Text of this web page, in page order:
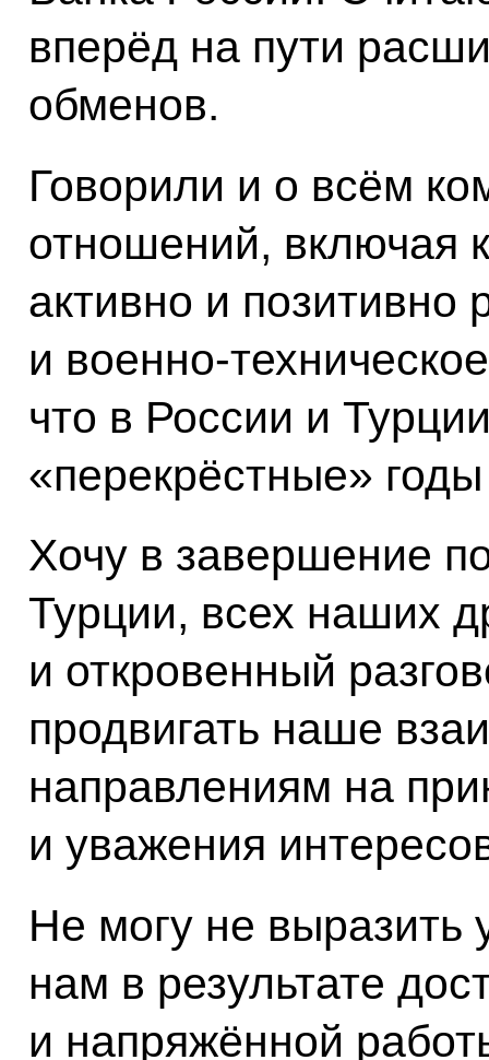
вперёд на пути
обменов.
Говорили и о всём
отношений, включая
активно и позитивно
и военно-
что в России и
«перекрёстные»
Хочу в завершение
Турции, всех наших
и откровенный
продвигать наше
направлениям на
и уважения
Не могу не выразить
нам в результате
и напряжённой